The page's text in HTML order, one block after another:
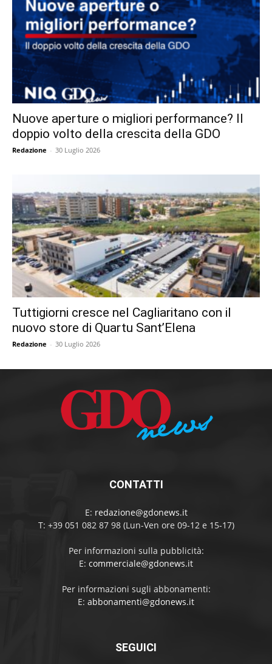
Nuove aperture o migliori performance? Il
doppio volto della crescita della GDO
Redazione - 30 Luglio 2026
Tuttigiorni cresce nel Cagliaritano con il
nuovo store di Quartu Sant’Elena
Redazione - 30 Luglio 2026
CONTATTI
E: redazione@gdonews.it
T: +39 051 082 87 98 (Lun-Ven ore 09-12 e 15-17)
Per informazioni sulla pubblicità:
E: commerciale@gdonews.it
Per informazioni sugli abbonamenti:
E: abbonamenti@gdonews.it
SEGUICI